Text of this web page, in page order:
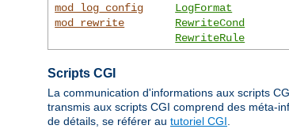
mod_log_config
mod_rewrite
LogFormat
RewriteCond
RewriteRule
Scripts CGI
La communication d'informations aux scripts
transmis aux scripts CGI comprend des méta-
de détails, se référer au tutoriel CGI